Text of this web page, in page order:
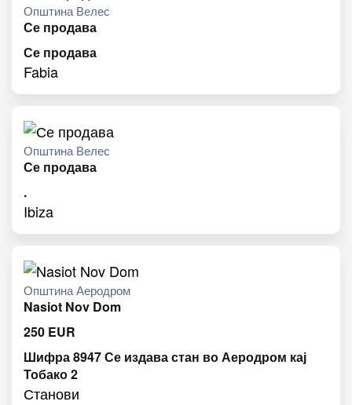
Општина Велес
Се продава
Се продава
Fabia
Општина Велес
Се продава
.
Ibiza
Општина Аеродром
Nasiot Nov Dom
250 EUR
Шифра 8947 Се издава стан во Аеродром кај
Тобако 2
Станови